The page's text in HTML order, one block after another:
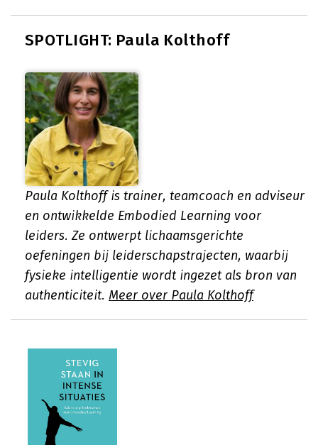
SPOTLIGHT: Paula Kolthoff
Paula Kolthoff is trainer, teamcoach en adviseur
en ontwikkelde Embodied Learning voor
leiders. Ze ontwerpt lichaamsgerichte
oefeningen bij leiderschapstrajecten, waarbij
fysieke intelligentie wordt ingezet als bron van
authenticiteit. Meer over Paula Kolthoff